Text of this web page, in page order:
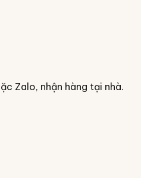
Zalo, nhận hàng tại nhà.